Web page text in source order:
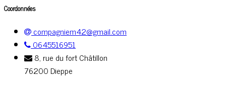
Coordonnées
compagniem42@gmail.com
0645516951
8, rue du fort Châtillon
76200 Dieppe